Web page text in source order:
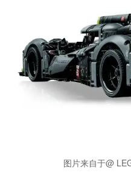
图片来自于@